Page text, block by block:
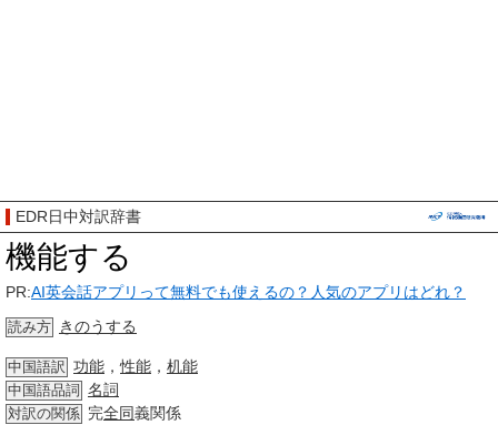
EDR日中対訳辞書
機能する
PR:AI英会話アプリって無料でも使えるの？人気のアプリはどれ？
読み方 きのうする
中国語訳 功能 ，性能 ， 机能
中国語品詞 名詞
対訳の関係 完全同義関係